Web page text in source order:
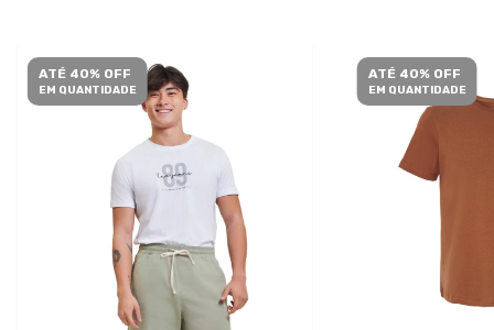
ATÉ 40% OFF
EM QUANTIDADE
ATÉ 40% OFF
EM QUANTIDADE